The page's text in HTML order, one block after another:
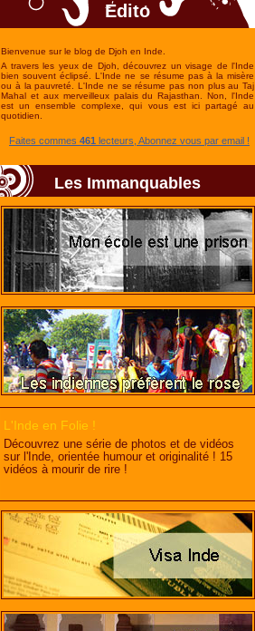
Edito
Bienvenue sur le blog de Djoh en Inde.
A travers les yeux de Djoh, découvrez un visage de l'Inde
bien souvent éclipsé. L'Inde ne se résume pas à la misère
ou à la pauvreté. L'Inde ne se résume pas non plus au Taj
Mahal et aux merveilleux palais du Rajasthan. Non, l'Inde
est un ensemble complexe, qui vous est ici partagé au
quotidien.
Faites commes 461 lecteurs, Abonnez vous par email !
Les Immanquables
L'Inde en Folie !
Découvrez une série de photos et de vidéos
sur l'Inde, orientée humour et originalité ! 15
vidéos à mourir de rire !